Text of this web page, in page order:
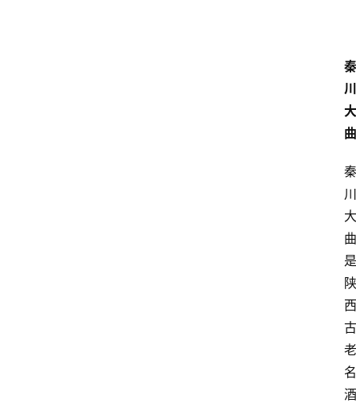
秦
川
大
曲
秦
川
大
曲
是
陕
西
古
老
名
酒